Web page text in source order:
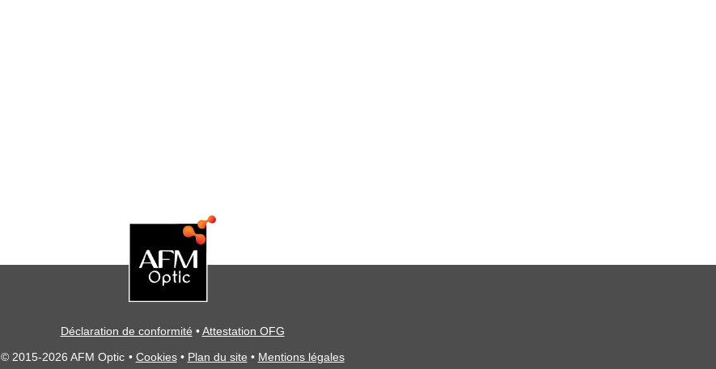
Déclaration de conformité •Attestation OFG
© 2015-2026 AFM Optic • Cookies• Plan du site • Mentions légales